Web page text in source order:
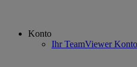
Konto
Ihr TeamViewer